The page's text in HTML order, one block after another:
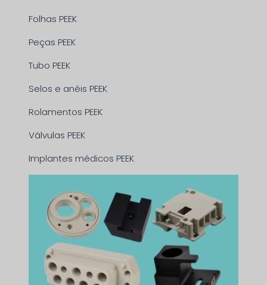
Folhas PEEK
Peças PEEK
Tubo PEEK
Selos e anéis PEEK
Rolamentos PEEK
Válvulas PEEK
Implantes médicos PEEK